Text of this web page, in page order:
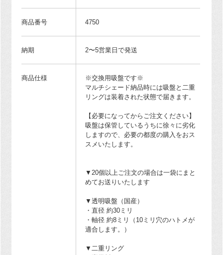
商品番号 4750
納期 2〜5営業日で発送
商品仕様
※交換用吸盤です※
マルチシェード納品時には吸盤と二重
リングは装着された状態で届きます。
【必要になってからご注文ください】
吸盤は保管しているうちに徐々に劣化
しますので、必要の都度の購入をおス
スメいたします。
▼20個以上ご注文の場合は一袋にまと
めてお送りいたします
▼透明吸盤（国産）
・直径 約30ミリ
・軸径 約8ミリ（10ミリ穴のハトメが
適合します。）
▼二重リング